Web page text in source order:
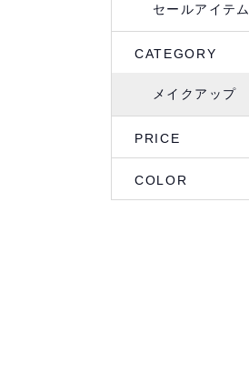
セールアイテム
CATEGORY
メイクアップ
PRICE
COLOR